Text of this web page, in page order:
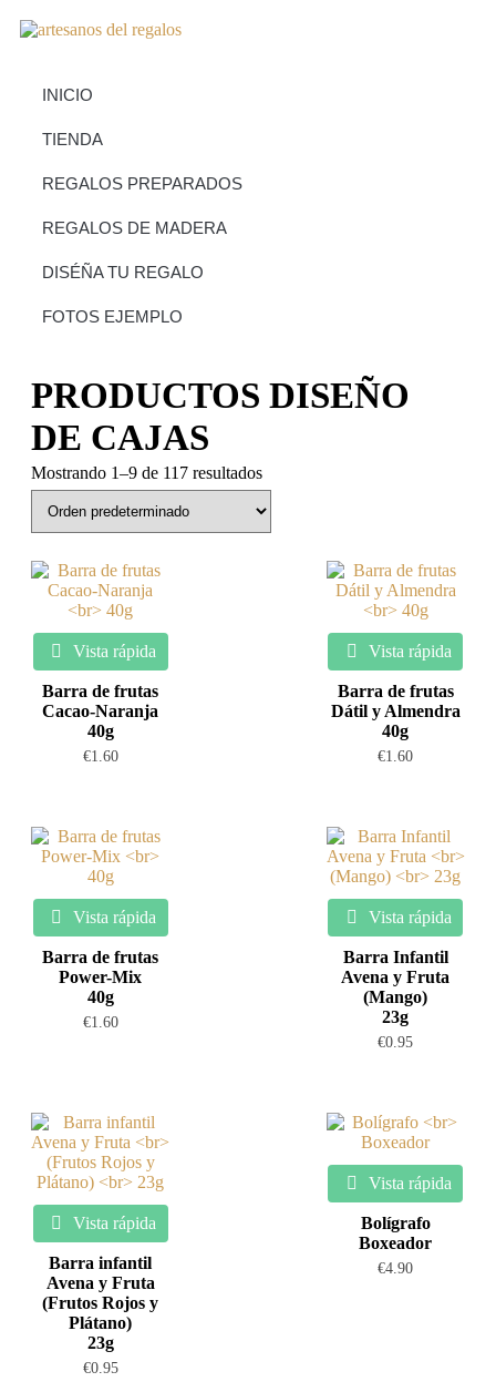
INICIO
TIENDA
REGALOS PREPARADOS
REGALOS DE MADERA
DISÉÑA TU REGALO
FOTOS EJEMPLO
PRODUCTOS DISEÑO
DE CAJAS
Mostrando 1–9 de 117 resultados
Vista rápida
Barra de frutas
Cacao-Naranja
40g
€1.60
Vista rápida
Barra de frutas
Dátil y Almendra
40g
€1.60
Vista rápida
Barra de frutas
Power-Mix
40g
€1.60
Vista rápida
Barra Infantil
Avena y Fruta
(Mango)
23g
€0.95
Vista rápida
Barra infantil
Avena y Fruta
(Frutos Rojos y
Plátano)
23g
€0.95
Vista rápida
Bolígrafo
Boxeador
€4.90